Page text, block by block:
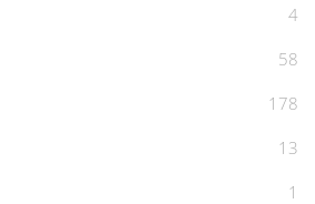
4
58
178
13
1